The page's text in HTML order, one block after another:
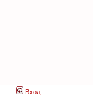
Вход